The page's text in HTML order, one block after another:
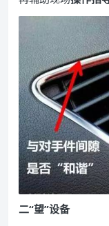
二“望”设备